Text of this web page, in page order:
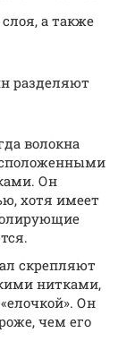
а также
разделяют
волокна
Он
хотя имеет
скрепляют
нитками,
Он
чем его